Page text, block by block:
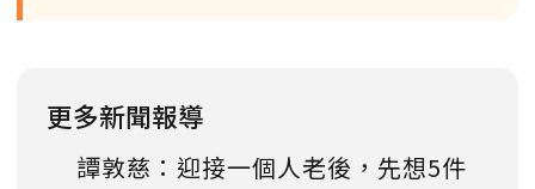
更多新聞報導
譚敦慈：迎接一個人老後，先想5件